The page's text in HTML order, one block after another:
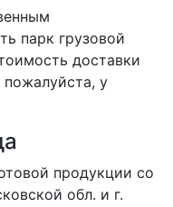
парк грузовой
доставки
пожалуйста, у
продукции со
обл. и г.